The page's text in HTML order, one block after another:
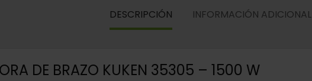
DESCRIPCIÓN INFORMACIÓN ADICIONAL
DE BRAZO KUKEN 35305 – 1500 W